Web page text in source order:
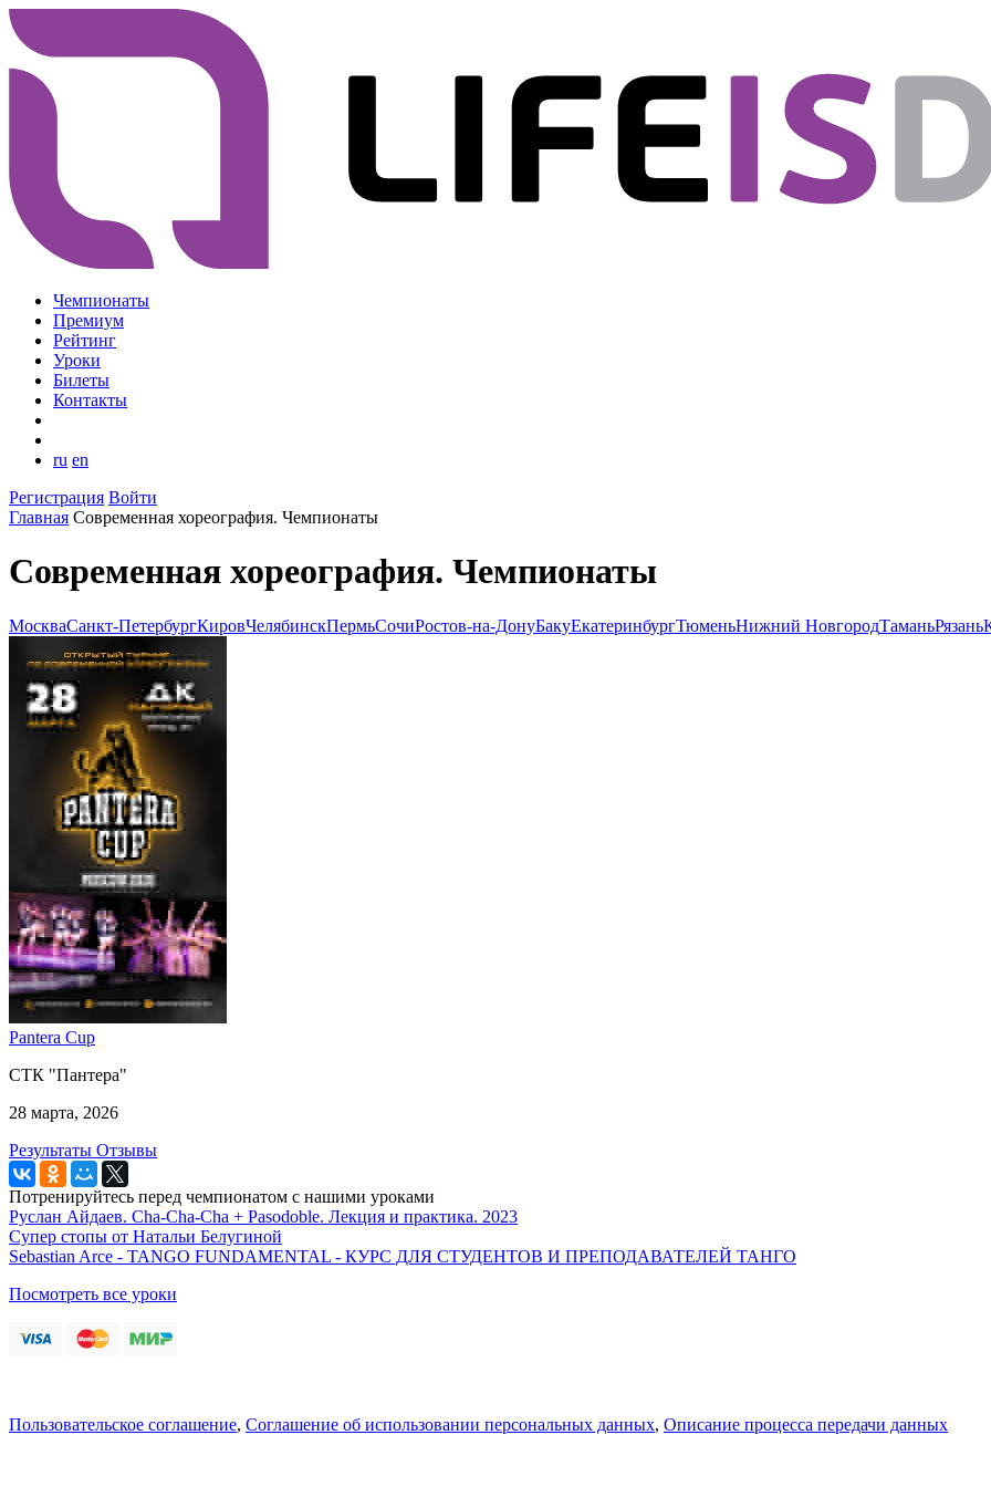
Чемпионаты
Премиум
Рейтинг
Уроки
Билеты
Контакты
ru en
Регистрация Войти
Главная Современная хореография. Чемпионаты
Современная хореография. Чемпионаты
МоскваСанкт-ПетербургКировЧелябинскПермьСочиРостов-на-ДонуБакуЕкатеринбургТюменьНижний НовгородТаманьРязань
Pantera Cup
СТК "Пантера"
28 марта, 2026
Результаты Отзывы
Потренируйтесь перед чемпионатом с нашими уроками
Руслан Айдаев. Cha-Cha-Cha + Pasodoble. Лекция и практика. 2023
Супер стопы от Натальи Белугиной
Sebastian Arce - TANGO FUNDAMENTAL - КУРС ДЛЯ СТУДЕНТОВ И ПРЕПОДАВАТЕЛЕЙ ТАНГО
Посмотреть все уроки
Пользовательское соглашение, Соглашение об использовании персональных данных, Описание процесса передачи данных